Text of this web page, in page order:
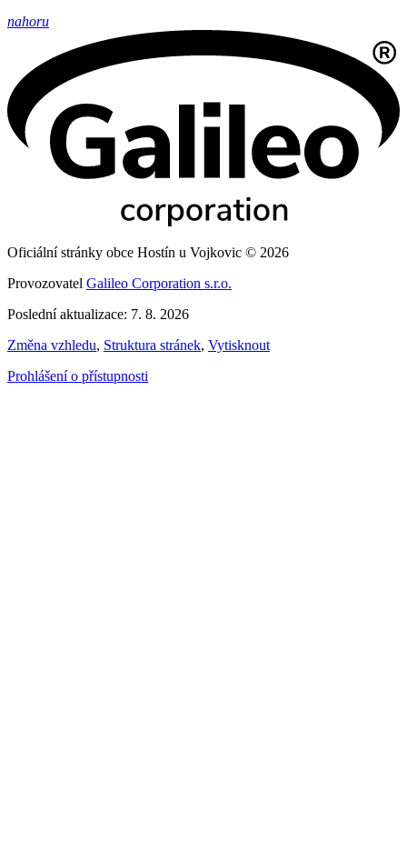
nahoru
Oficiální stránky obce Hostín u Vojkovic © 2026
Provozovatel Galileo Corporation s.r.o.
Poslední aktualizace: 7. 8. 2026
Změna vzhledu, Struktura stránek, Vytisknout
Prohlášení o přístupnosti